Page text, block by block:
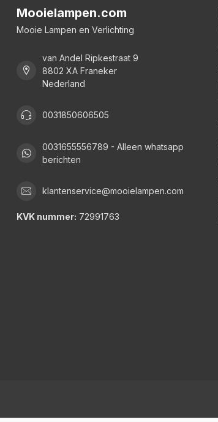
Mooielampen.com
Mooie Lampen en Verlichting
van Andel Ripkestraat 9
8802 XA Franeker
Nederland
0031850606505
0031655556789 - Alleen whatsapp
berichten
klantenservice@mooielampen.com
KVK nummer: 72991763